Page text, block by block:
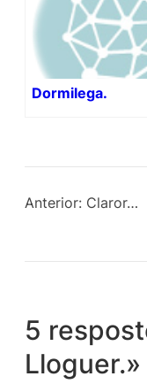
Dormilega.
Anterior: Claror…
5
Lloguer.»